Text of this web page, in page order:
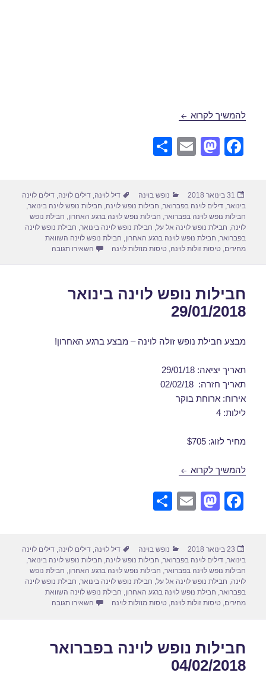
להמשיך לקרוא חבילות נופש לוינה בפברואר 05/02/2018
F
e
b
o
M
o
d
o
E
e
פורסם
בתאריך
31 בינואר 2018 קטגוריות
נופש בוינה תגיות
דיל לוינה,דילים לוינה,דילים לוינה
בינואר,דילים לוינה בפברואר, חבילות נופש לוינה, חבילות נופש לוינה בינואר,
חבילות נופש לוינה בפברואר, חבילות נופש לוינה ברגע האחרון, חבילת נופש
לוינה, חבילת נופש לוינה אל על, חבילת נופש לוינה בינואר, חבילת נופש לוינה
בפברואר, חבילת נופש לוינה ברגע האחרון, חבילת נופש לוינה השוואת
מחירים,טיסות זולות לוינה,טיסות מוזלות לוינה השאירו תגובה
חבילות נופש לוינה בינואר
29/01/2018
מבצע חבילת נופש זולה לוינה – מבצע ברגע האחרון!
תאריך יציאה: 29/01/18
תאריך חזרה: 02/02/18
אירוח: ארוחת בוקר
לילות: 4
מחיר לזוג: $705
להמשיך לקרוא חבילות נופש לוינה בינואר 29/01/2018
F
e
b
o
M
o
d
o
E
e
פורסם
בתאריך
23 בינואר 2018 קטגוריות
נופש בוינה תגיות
דיל לוינה,דילים לוינה,דילים לוינה
בינואר,דילים לוינה בפברואר, חבילות נופש לוינה, חבילות נופש לוינה בינואר,
חבילות נופש לוינה בפברואר, חבילות נופש לוינה ברגע האחרון, חבילת נופש
לוינה, חבילת נופש לוינה אל על, חבילת נופש לוינה בינואר, חבילת נופש לוינה
בפברואר, חבילת נופש לוינה ברגע האחרון, חבילת נופש לוינה השוואת
מחירים,טיסות זולות לוינה,טיסות מוזלות לוינה השאירו תגובה
חבילות נופש לוינה בפברואר
04/02/2018